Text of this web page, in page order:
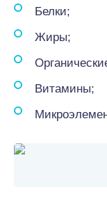
Белки;
Жиры;
Витамины;